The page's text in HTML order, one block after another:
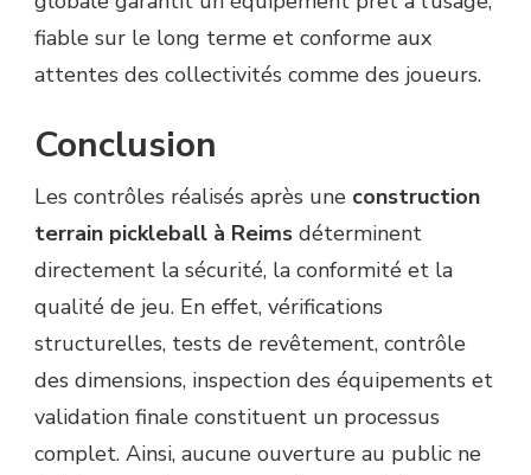
fiable sur le long terme et conforme aux
attentes des collectivités comme des joueurs.
Conclusion
Les contrôles réalisés après une construction
terrain pickleball à Reims déterminent
directement la sécurité, la conformité et la
qualité de jeu. En effet, vérifications
structurelles, tests de revêtement, contrôle
des dimensions, inspection des équipements et
validation finale constituent un processus
complet. Ainsi, aucune ouverture au public ne